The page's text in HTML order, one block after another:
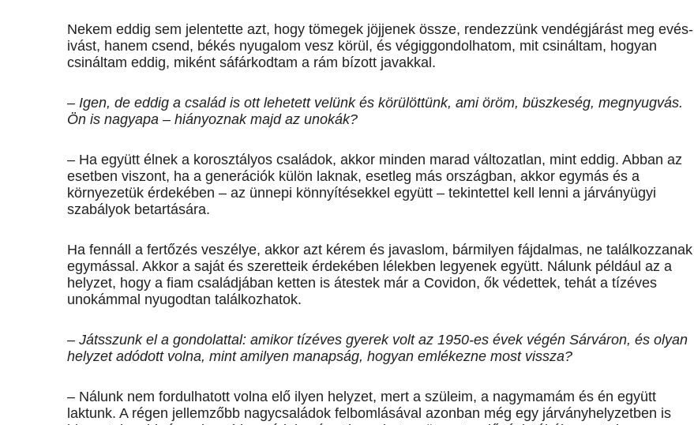
Nekem eddig sem jelentette azt, hogy tömegek jöjjenek össze, rendezzünk vendégjárást meg evés-
ivást, ha­nem csend, békés nyugalom vesz körül, és végiggondolhatom, mit csináltam, hogyan
csináltam eddig, miként sáfárkodtam a rám bízott javakkal.
– Igen, de eddig a család is ott lehetett velünk és körülöttünk, ami öröm, büszkeség, megnyugvás.
Ön is nagyapa – hiányoznak majd az unokák?
– Ha együtt élnek a korosztályos családok, akkor minden marad ­változatlan, mint eddig. Abban az
esetben viszont, ha a generációk külön laknak, esetleg más országban, akkor egymás és a
környezetük érdekében – az ünnepi könnyítésekkel együtt – tekintettel kell lenni a járványügyi
szabályok betartására.
Ha fennáll a fertőzés ­veszélye, akkor azt kérem és javaslom, bármilyen fájdalmas, ne ta­lálkozzanak
egymással. Akkor a saját és szeretteik érdekében lélekben legyenek együtt. Nálunk pél­dául az a
helyzet, hogy a fiam családjában ketten is átestek már a Covidon, ők védettek, tehát a tízéves
unokámmal nyugodtan találkozhatok.
– Játsszunk el a gondolattal: amikor tízéves gyerek volt az 1950-es évek végén Sárváron, és olyan
helyzet adódott volna, mint amilyen manapság, hogyan emlékezne most vissza?
– Nálunk nem fordulhatott volna elő ilyen helyzet, mert a szüleim, a nagymamám és én együtt
laktunk. A régen jellemzőbb nagycsaládok felbomlásával azonban még egy járványhelyzetben is